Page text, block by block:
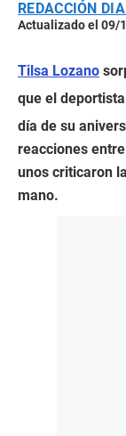
REDACCIÓN
Actualizado el 09/
Tilsa Lozano
que el deportista
día de su
reacciones
unos criticaron
mano.